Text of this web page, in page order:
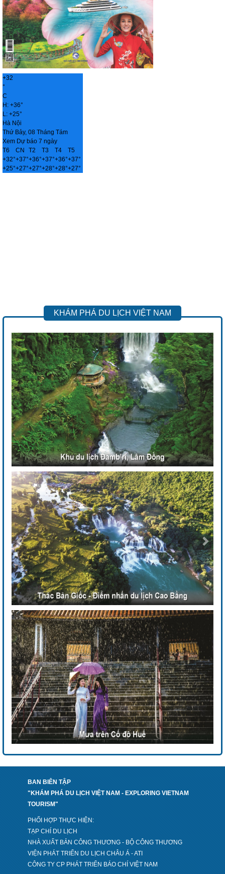
+32
°
C
H: +36°
L: +25°
Hà Nội
Thứ Bảy, 08 Tháng Tám
Xem Dự báo 7 ngày
T6
CN T2 T3 T4
T5
+32°+37°+36°+37°+36°+37°
+25°+27°+27°+28°+28°+27°
KHÁM PHÁ DU LỊCH VIỆT NAM
Previous Next
BAN BIÊN TẬP
"KHÁM PHÁ DU LỊCH VIỆT NAM - EXPLORING VIETNAM
TOURISM"
PHỐI HỢP THỰC HIỆN:
TẠP CHÍ DU LỊCH
NHÀ XUẤT BẢN CÔNG THƯƠNG - BỘ CÔNG THƯƠNG
VIỆN PHÁT TRIỂN DU LỊCH CHÂU Á - ATI
CÔNG TY CP PHÁT TRIỂN BÁO CHÍ VIỆT NAM